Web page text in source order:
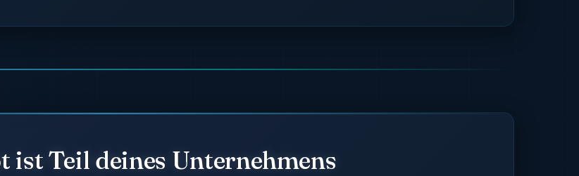
ist Teil deines Unternehmens